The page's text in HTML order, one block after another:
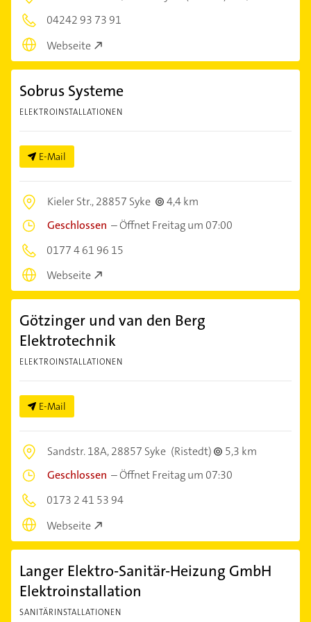
04242 93 73 91
Webseite
Sobrus Systeme
ELEKTROINSTALLATIONEN
E-Mail
Kieler Str.,28857 Syke
4,4 km
Geschlossen –Öffnet Freitag um 07:00
0177 4 61 96 15
Webseite
Götzinger und van den Berg
Elektrotechnik
ELEKTROINSTALLATIONEN
E-Mail
Sandstr. 18A,28857 Syke (Ristedt)
5,3 km
Geschlossen –Öffnet Freitag um 07:30
0173 2 41 53 94
Webseite
Langer Elektro-Sanitär-Heizung GmbH
Elektroinstallation
SANITÄRINSTALLATIONEN